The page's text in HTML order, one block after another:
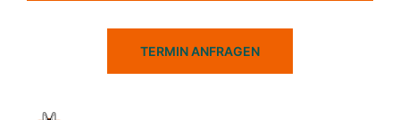
TERMIN ANFRAGEN